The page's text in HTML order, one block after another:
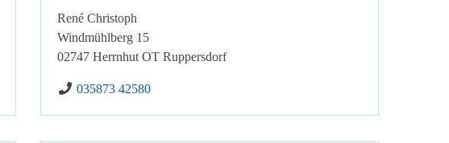
René Christoph
Windmühlberg 15
02747 Herrnhut OT Ruppersdorf
Telefon:
035873 42580